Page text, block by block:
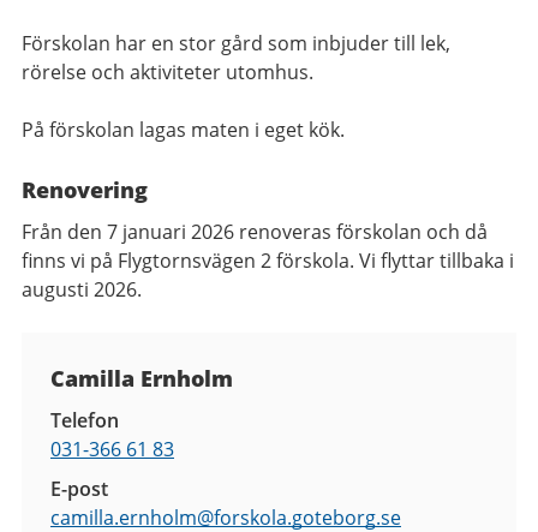
Förskolan har en stor gård som inbjuder till lek,
rörelse och aktiviteter utomhus.
På förskolan lagas maten i eget kök.
Renovering
Från den 7 januari 2026 renoveras förskolan och då
finns vi på Flygtornsvägen 2 förskola. Vi flyttar tillbaka i
augusti 2026.
Camilla Ernholm
Telefon
031-366 61 83
E-post
camilla.ernholm@forskola.goteborg.se